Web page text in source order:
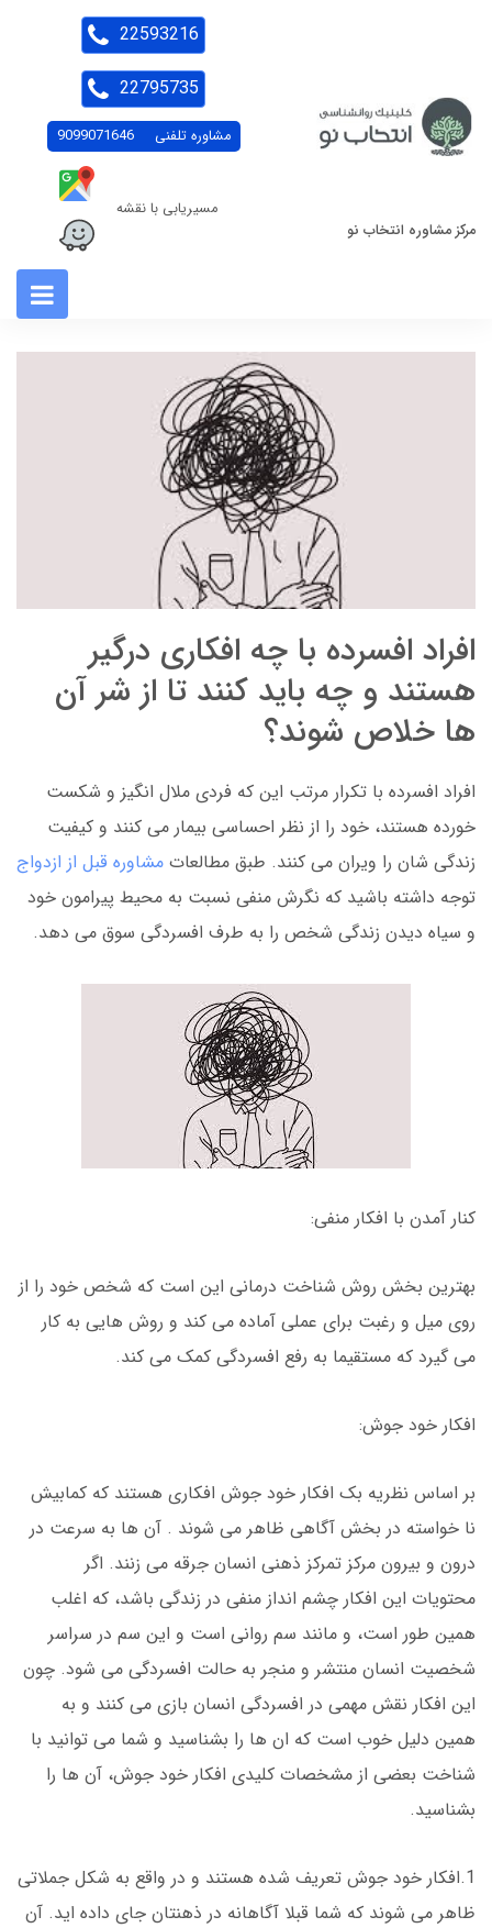
مرکز مشاوره انتخاب نو
مشاوره تلفنی 9099071646
مسیریابی با نقشه
22593216
22795735
افراد افسرده با چه افکاری درگیر
هستند و چه باید کنند تا از شر آن
ها خلاص شوند؟
افراد افسرده با تکرار مرتب این که فردی ملال انگیز و شکست
خورده هستند، خود را از نظر احساسی بیمار می کنند و کیفیت
زندگی شان را ویران می کنند. طبق مطالعات مشاوره قبل از ازدواج
توجه داشته باشید که نگرش منفی نسبت به محیط پیرامون خود
و سیاه دیدن زندگی شخص را به طرف افسردگی سوق می دهد.
کنار آمدن با افکار منفی:
بهترین بخش روش شناخت درمانی این است که شخص خود را از
روی میل و رغبت برای عملی آماده می کند و روش هایی به کار
می گیرد که مستقیما به رفع افسردگی کمک می کند.
افکار خود جوش:
بر اساس نظریه بک افکار خود جوش افکاری هستند که کمابیش
نا خواسته در بخش آگاهی ظاهر می شوند . آن ها به سرعت در
درون و بیرون مرکز تمرکز ذهنی انسان جرقه می زنند. اگر
محتویات این افکار چشم انداز منفی در زندگی باشد، که اغلب
همین طور است، و مانند سم روانی است و این سم در سراسر
شخصیت انسان منتشر و منجر به حالت افسردگی می شود. چون
این افکار نقش مهمی در افسردگی انسان بازی می کنند و به
همین دلیل خوب است که ان ها را بشناسید و شما می توانید با
شناخت بعضی از مشخصات کلیدی افکار خود جوش، آن ها را
بشناسید.
1.افکار خود جوش تعریف شده هستند و در واقع به شکل جملاتی
ظاهر می شوند که شما قبلا آگاهانه در ذهنتان جای داده اید. آن